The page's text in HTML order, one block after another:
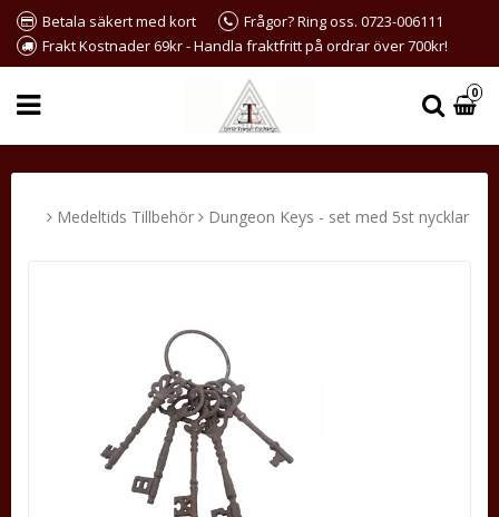
Betala säkert med kort
Frågor? Ring oss. 0723-006111
Frakt Kostnader 69kr - Handla fraktfritt på ordrar över 700kr!
0
Medeltids Tillbehör Dungeon Keys - set med 5st nycklar